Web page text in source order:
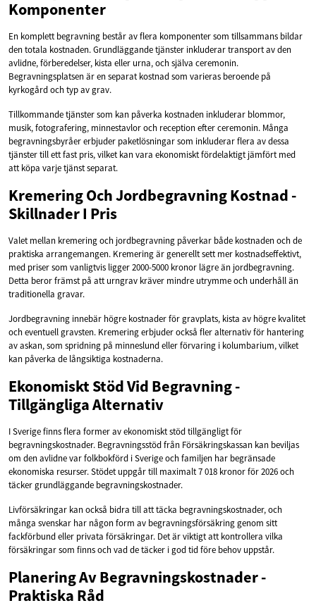
Komponenter
En komplett begravning består av flera komponenter som tillsammans bildar
den totala kostnaden. Grundläggande tjänster inkluderar transport av den
avlidne, förberedelser, kista eller urna, och själva ceremonin.
Begravningsplatsen är en separat kostnad som varieras beroende på
kyrkogård och typ av grav.
Tillkommande tjänster som kan påverka kostnaden inkluderar blommor,
musik, fotografering, minnestavlor och reception efter ceremonin. Många
begravningsbyråer erbjuder paketlösningar som inkluderar flera av dessa
tjänster till ett fast pris, vilket kan vara ekonomiskt fördelaktigt jämfört med
att köpa varje tjänst separat.
Kremering Och Jordbegravning Kostnad -
Skillnader I Pris
Valet mellan kremering och jordbegravning påverkar både kostnaden och de
praktiska arrangemangen. Kremering är generellt sett mer kostnadseffektivt,
med priser som vanligtvis ligger 2000-5000 kronor lägre än jordbegravning.
Detta beror främst på att urngrav kräver mindre utrymme och underhåll än
traditionella gravar.
Jordbegravning innebär högre kostnader för gravplats, kista av högre kvalitet
och eventuell gravsten. Kremering erbjuder också fler alternativ för hantering
av askan, som spridning på minneslund eller förvaring i kolumbarium, vilket
kan påverka de långsiktiga kostnaderna.
Ekonomiskt Stöd Vid Begravning -
Tillgängliga Alternativ
I Sverige finns flera former av ekonomiskt stöd tillgängligt för
begravningskostnader. Begravningsstöd från Försäkringskassan kan beviljas
om den avlidne var folkbokförd i Sverige och familjen har begränsade
ekonomiska resurser. Stödet uppgår till maximalt 7 018 kronor för 2026 och
täcker grundläggande begravningskostnader.
Livförsäkringar kan också bidra till att täcka begravningskostnader, och
många svenskar har någon form av begravningsförsäkring genom sitt
fackförbund eller privata försäkringar. Det är viktigt att kontrollera vilka
försäkringar som finns och vad de täcker i god tid före behov uppstår.
Planering Av Begravningskostnader -
Praktiska Råd